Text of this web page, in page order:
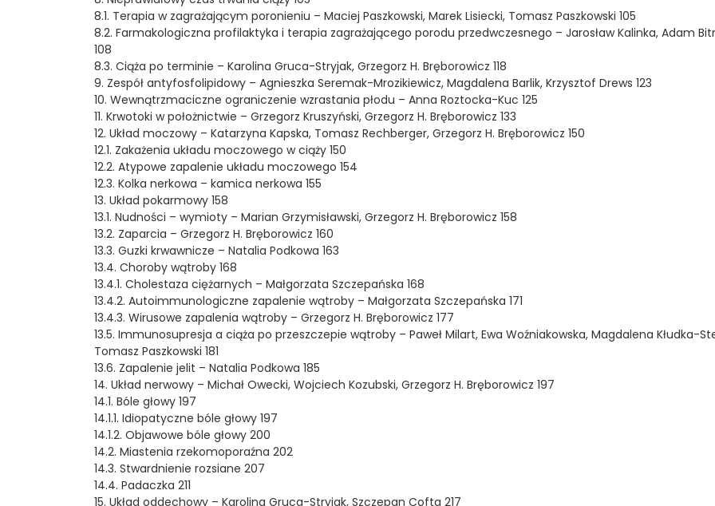
8.1. Terapia w zagrażającym poronieniu – Maciej Paszkowski, Marek Lisiecki, Tomasz Paszkowski 105
8.2. Farmakologiczna profilaktyka i terapia zagrażającego porodu przedwczesnego – Jarosław Kalinka, Adam
108
8.3. Ciąża po terminie – Karolina Gruca-Stryjak, Grzegorz H. Bręborowicz 118
9. Zespół antyfosfolipidowy – Agnieszka Seremak-Mrozikiewicz, Magdalena Barlik, Krzysztof Drews 123
10. Wewnątrzmaciczne ograniczenie wzrastania płodu – Anna Roztocka-Kuc 125
11. Krwotoki w położnictwie – Grzegorz Kruszyński, Grzegorz H. Bręborowicz 133
12. Układ moczowy – Katarzyna Kapska, Tomasz Rechberger, Grzegorz H. Bręborowicz 150
12.1. Zakażenia układu moczowego w ciąży 150
12.2. Atypowe zapalenie układu moczowego 154
12.3. Kolka nerkowa – kamica nerkowa 155
13. Układ pokarmowy 158
13.1. Nudności – wymioty – Marian Grzymisławski, Grzegorz H. Bręborowicz 158
13.2. Zaparcia – Grzegorz H. Bręborowicz 160
13.3. Guzki krwawnicze – Natalia Podkowa 163
13.4. Choroby wątroby 168
13.4.1. Cholestaza ciężarnych – Małgorzata Szczepańska 168
13.4.2. Autoimmunologiczne zapalenie wątroby – Małgorzata Szczepańska 171
13.4.3. Wirusowe zapalenia wątroby – Grzegorz H. Bręborowicz 177
13.5. Immunosupresja a ciąża po przeszczepie wątroby – Paweł Milart, Ewa Woźniakowska, Magdalena Kłudka-
Tomasz Paszkowski 181
13.6. Zapalenie jelit – Natalia Podkowa 185
14. Układ nerwowy – Michał Owecki, Wojciech Kozubski, Grzegorz H. Bręborowicz 197
14.1. Bóle głowy 197
14.1.1. Idiopatyczne bóle głowy 197
14.1.2. Objawowe bóle głowy 200
14.2. Miastenia rzekomoporaźna 202
14.3. Stwardnienie rozsiane 207
14.4. Padaczka 211
15. Układ oddechowy – Karolina Gruca-Stryjak, Szczepan Cofta 217